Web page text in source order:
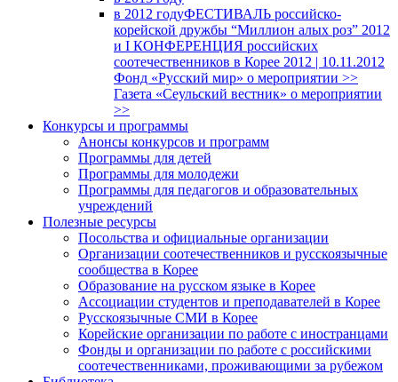
в 2012 годуФЕСТИВАЛЬ российско-
корейской дружбы “Миллион алых роз” 2012
и I КОНФЕРЕНЦИЯ российских
соотечественников в Корее 2012 | 10.11.2012
Фонд «Русский мир» о мероприятии >>
Газета «Сеульский вестник» о мероприятии
>>
Конкурсы и программы
Анонсы конкурсов и программ
Программы для детей
Программы для молодежи
Программы для педагогов и образовательных
учреждений
Полезные ресурсы
Посольства и официальные организации
Организации соотечественников и русскоязычные
сообщества в Корее
Образование на русском языке в Корее
Ассоциации студентов и преподавателей в Корее
Русскоязычные СМИ в Корее
Корейские организации по работе с иностранцами
Фонды и организации по работе с российскими
соотечественниками, проживающими за рубежом